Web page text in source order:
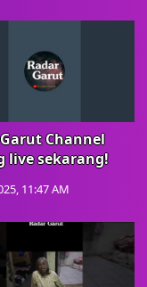
Channel
live sekarang!
11:47 AM